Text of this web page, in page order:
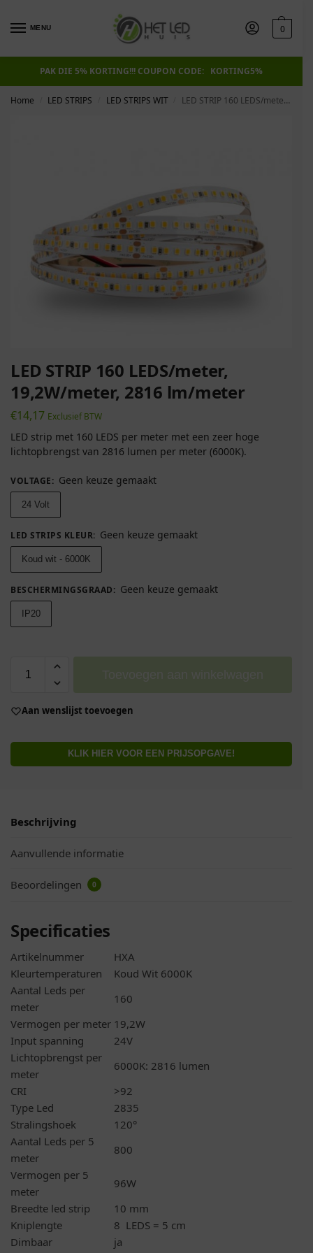
MENU 0
PAK DIE 5% KORTING!!! COUPON CODE: KORTING5%
Home LED STRIPS LED STRIPS WIT LED STRIP 160 LEDS/meter, 19,2W/meter, 2816 lm/meter
LED STRIP 160 LEDS/meter,
19,2W/meter, 2816 lm/meter
€14,17 Exclusief BTW
LED strip met 160 LEDS per meter met een zeer hoge
lichtopbrengst van 2816 lumen per meter (6000K).
VOLTAGE: Geen keuze gemaakt
24 Volt
LED STRIPS KLEUR: Geen keuze gemaakt
Koud wit - 6000K
BESCHERMINGSGRAAD: Geen keuze gemaakt
IP20
Aan wenslijst toevoegen
KLIK HIER VOOR EEN PRIJSOPGAVE!
Beschrijving
Aanvullende informatie
Beoordelingen 0
Specificaties
Artikelnummer
HXA
Kleurtemperaturen
Koud Wit 6000K
Aantal Leds per
meter
160
Vermogen per meter 19,2W
Input spanning
24V
Lichtopbrengst per
meter
6000K: 2816 lumen
CRI
>92
Type Led
2835
Stralingshoek
120°
Aantal Leds per 5
meter
800
Vermogen per 5
meter
96W
Breedte led strip
10 mm
Kniplengte
8 LEDS = 5 cm
Dimbaar
ja